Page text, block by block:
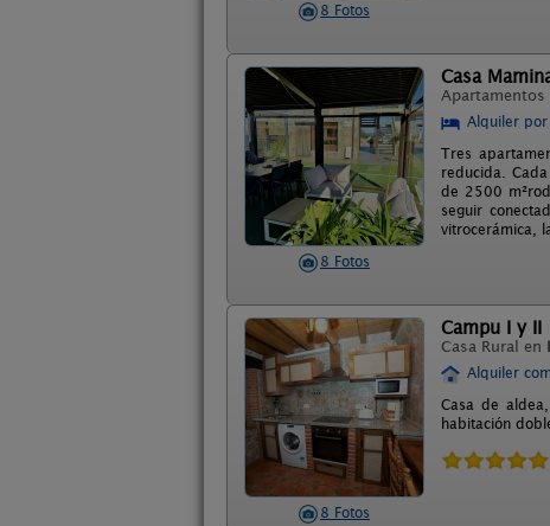
8 Fotos
8 Fotos
Casa
Apartamentos
Alquiler por
Tres
reducida.
de 2500
seguir
vitrocerámica,
8 Fotos
Campu I y II
Casa Rural en
Alquiler
Casa de
habitación